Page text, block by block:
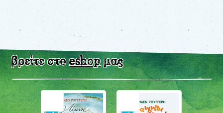
βρείτε στοeshopμας